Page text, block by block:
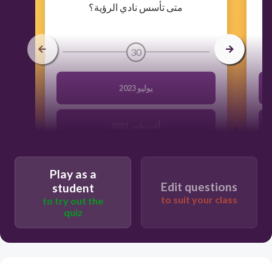
​متى تأسس نادي الرؤية؟
30
يوليو 2023
Play as a
student
to try out the
quiz
Edit questions
to suit your class